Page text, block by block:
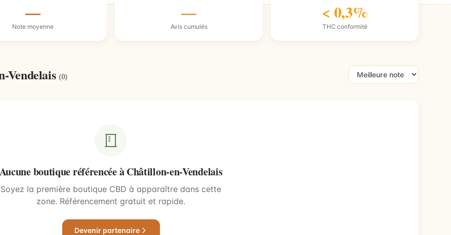
—
Note moyenne
—
Avis cumulés
< 0,3%
THC conformité
Vendelais (0)
Aucune boutique référencée à Châtillon-en-Vendelais
Soyez la première boutique CBD à apparaître dans cette
zone. Référencement gratuit et rapide.
Devenir partenaire